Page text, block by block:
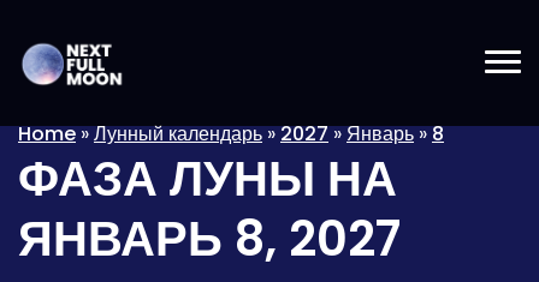
Home»Лунный календарь»2027»Январь»8
ФАЗА ЛУНЫ НА
ЯНВАРЬ 8, 2027